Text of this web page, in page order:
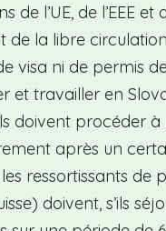
de l’UE, de l’EEE et
de la libre
visa ni de permis
et travailler en
doivent procéder
après un
ressortissants de
doivent, s’ils